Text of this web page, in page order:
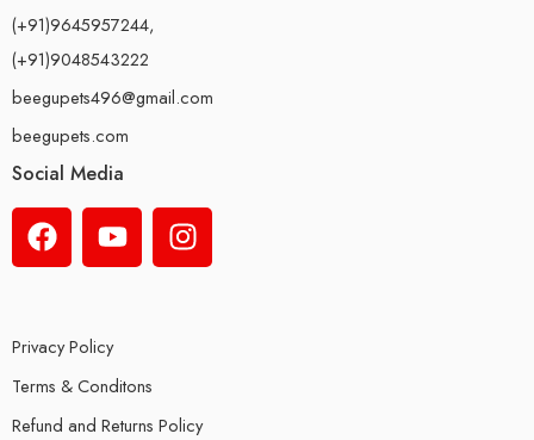
(+91)9645957244,
(+91)9048543222
beegupets496@gmail.com
beegupets.com
Social Media
Privacy Policy
Terms & Conditons
Refund and Returns Policy